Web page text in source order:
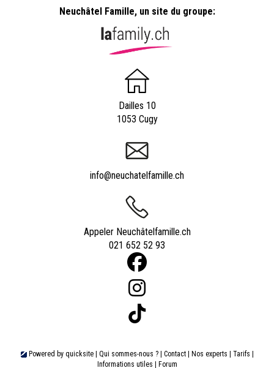
Neuchâtel Famille, un site du groupe:
Dailles 10
1053 Cugy
info@neuchatelfamille.ch
Appeler Neuchâtelfamille.ch
021 652 52 93
Powered by quicksite Qui sommes-nous ?| Contact| Nos experts Tarifs
Informations utiles
Forum